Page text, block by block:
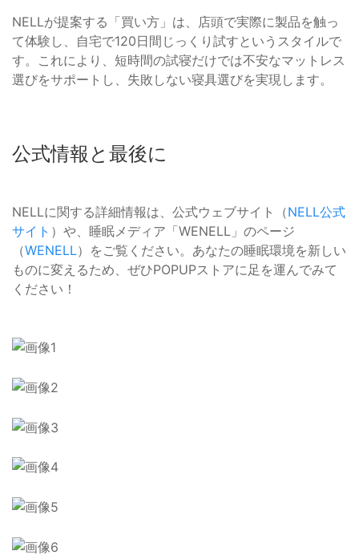
NELLが提案する「買い方」は、店頭で実際に製品を触っ
て体験し、自宅で120日間じっくり試すというスタイルで
す。これにより、短時間の試寝だけでは不安なマットレス
選びをサポートし、失敗しない寝具選びを実現します。
公式情報と最後に
NELLに関する詳細情報は、公式ウェブサイト（NELL公式
サイト ）や、睡眠メディア「WENELL」のページ
（WENELL）をご覧ください。あなたの睡眠環境を新しい
ものに変えるため、ぜひPOPUPストアに足を運んでみて
ください！